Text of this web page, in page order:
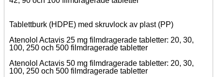
Tablettburk (HDPE) med skruvlock av plast (PP)
Atenolol Actavis 25 mg filmdragerade tabletter: 20, 30,
100, 250 och 500 filmdragerade tabletter
Atenolol Actavis 50 mg filmdragerade tabletter: 20, 30,
100, 250 och 500 filmdragerade tabletter